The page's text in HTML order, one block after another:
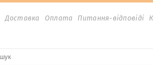
Доставка Оплата Питання-відповіді